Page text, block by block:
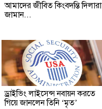
আমাদের জীবিত কিংবদন্তি দিলারা
জামান...
ড্রাইভিং লাইসেন্স নবায়ন করতে
গিয়ে জানলেন তিনি ‘মৃত’